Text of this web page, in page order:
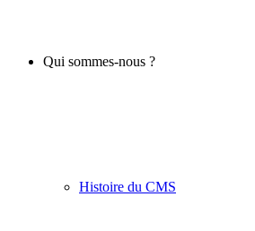
Qui sommes-nous ?
Histoire du CMS